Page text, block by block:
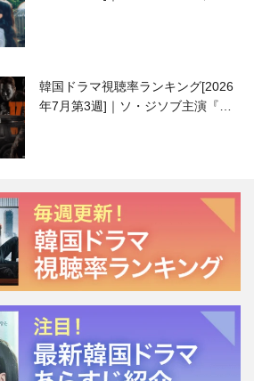
韓国ドラマ視聴率ランキング[2026
年7月第3週]｜ソ・ジソブ主演『エ